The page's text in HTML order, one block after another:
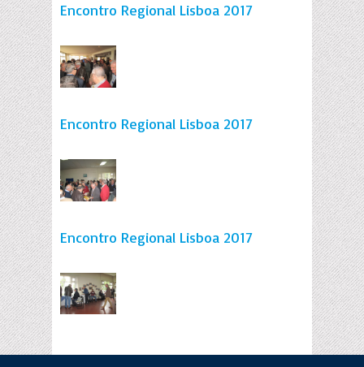
Encontro Regional Lisboa 2017
Encontro Regional Lisboa 2017
Encontro Regional Lisboa 2017